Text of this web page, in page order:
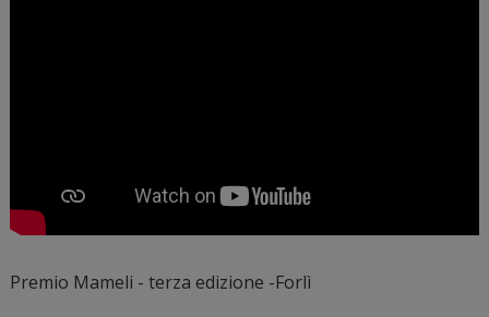
Premio Mameli - terza edizione -Forlì